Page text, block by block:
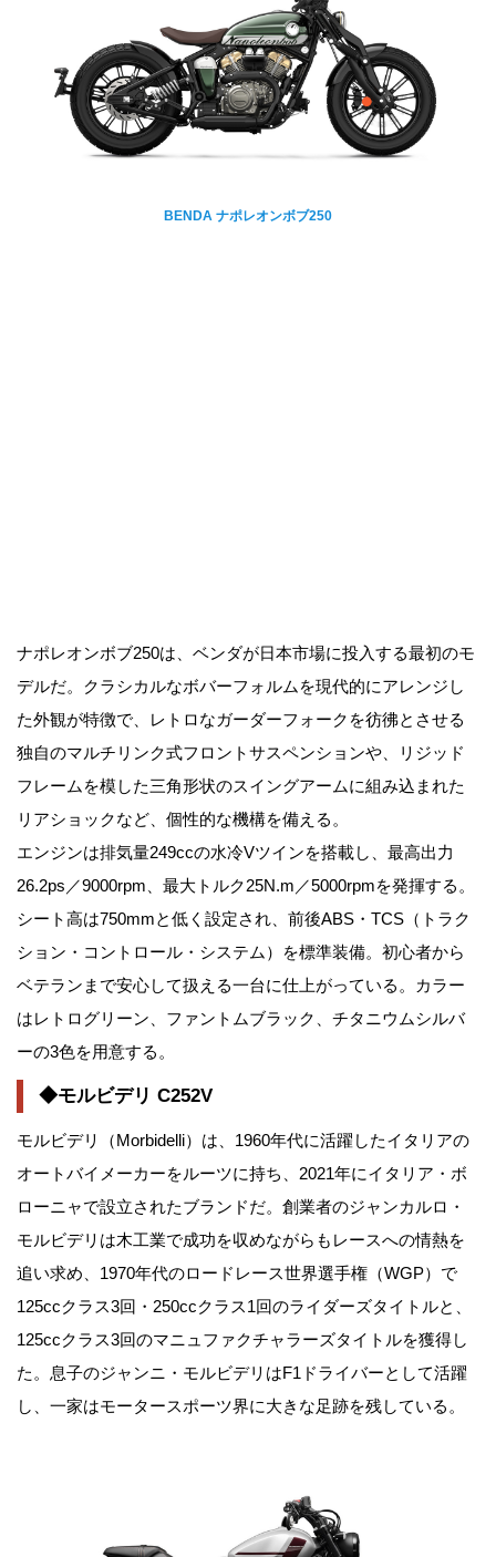
BENDA ナポレオンボブ250
ナポレオンボブ250は、ベンダが日本市場に投入する最初のモ
デルだ。クラシカルなボバーフォルムを現代的にアレンジし
た外観が特徴で、レトロなガーダーフォークを彷彿とさせる
独自のマルチリンク式フロントサスペンションや、リジッド
フレームを模した三角形状のスイングアームに組み込まれた
リアショックなど、個性的な機構を備える。
エンジンは排気量249ccの水冷Vツインを搭載し、最高出力
26.2ps／9000rpm、最大トルク25N.m／5000rpmを発揮する。
シート高は750mmと低く設定され、前後ABS・TCS（トラク
ション・コントロール・システム）を標準装備。初心者から
ベテランまで安心して扱える一台に仕上がっている。カラー
はレトログリーン、ファントムブラック、チタニウムシルバ
ーの3色を用意する。
◆モルビデリ C252V
モルビデリ（Morbidelli）は、1960年代に活躍したイタリアの
オートバイメーカーをルーツに持ち、2021年にイタリア・ボ
ローニャで設立されたブランドだ。創業者のジャンカルロ・
モルビデリは木工業で成功を収めながらもレースへの情熱を
追い求め、1970年代のロードレース世界選手権（WGP）で
125ccクラス3回・250ccクラス1回のライダーズタイトルと、
125ccクラス3回のマニュファクチャラーズタイトルを獲得し
た。息子のジャンニ・モルビデリはF1ドライバーとして活躍
し、一家はモータースポーツ界に大きな足跡を残している。